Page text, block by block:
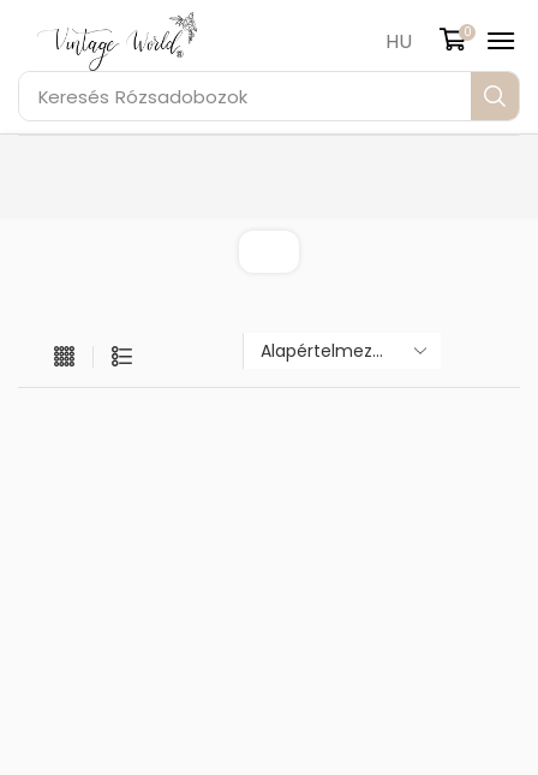
Keresés Rózsadobozok
HU 0